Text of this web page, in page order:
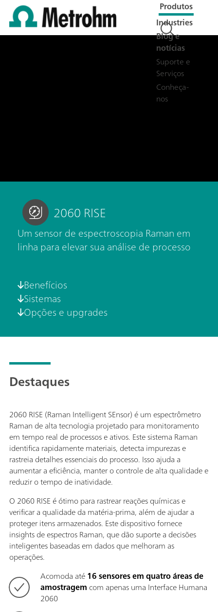
Produtos
Industries
Blog e
notícias
Suporte e
Serviços
Conheça-
nos
2060 RISE
Um sensor de espectroscopia Raman em
linha para elevar sua análise de processo
Benefícios
Sistemas
Opções e upgrades
Destaques
2060 RISE (Raman Intelligent SEnsor) é um espectrômetro
Raman de alta tecnologia projetado para monitoramento
em tempo real de processos e ativos. Este sistema Raman
identifica rapidamente materiais, detecta impurezas e
rastreia detalhes essenciais do processo. Isso ajuda a
aumentar a eficiência, manter o controle de alta qualidade e
reduzir o tempo de inatividade.
O 2060 RISE é ótimo para rastrear reações químicas e
verificar a qualidade da matéria-prima, além de ajudar a
proteger itens armazenados. Este dispositivo fornece
insights de espectros Raman, que dão suporte a decisões
inteligentes baseadas em dados que melhoram as
operações.
Acomoda até16 sensores em quatro áreas de
amostragem com apenas uma Interface Humana
2060